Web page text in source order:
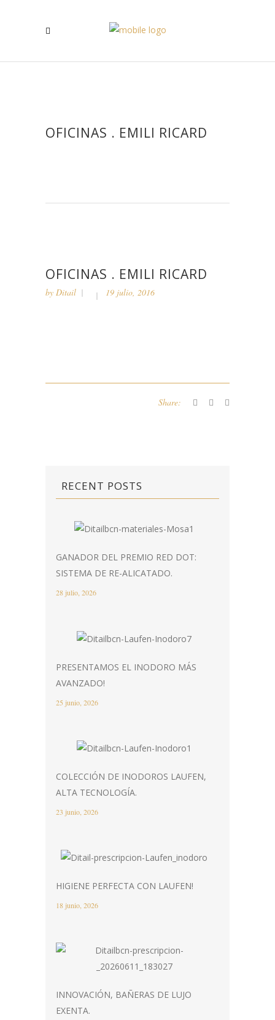
OFICINAS . EMILI RICARD
OFICINAS . EMILI RICARD
by Ditail 19 julio, 2016
Share:
RECENT POSTS
GANADOR DEL PREMIO RED DOT:
SISTEMA DE RE-ALICATADO.
28 julio, 2026
PRESENTAMOS EL INODORO MÁS
AVANZADO!
25 junio, 2026
COLECCIÓN DE INODOROS LAUFEN,
ALTA TECNOLOGÍA.
23 junio, 2026
HIGIENE PERFECTA CON LAUFEN!
18 junio, 2026
INNOVACIÓN, BAÑERAS DE LUJO
EXENTA.